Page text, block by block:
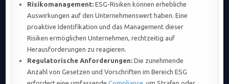
Risikomanagement: ESG-Risiken können erhebliche
Auswirkungen auf den Unternehmenswert haben. Eine
proaktive Identifikation und das Management dieser
Risiken ermöglichen Unternehmen, rechtzeitig auf
Herausforderungen zu reagieren.
Regulatorische Anforderungen: Die zunehmende
Anzahl von Gesetzen und Vorschriften im Bereich ESG